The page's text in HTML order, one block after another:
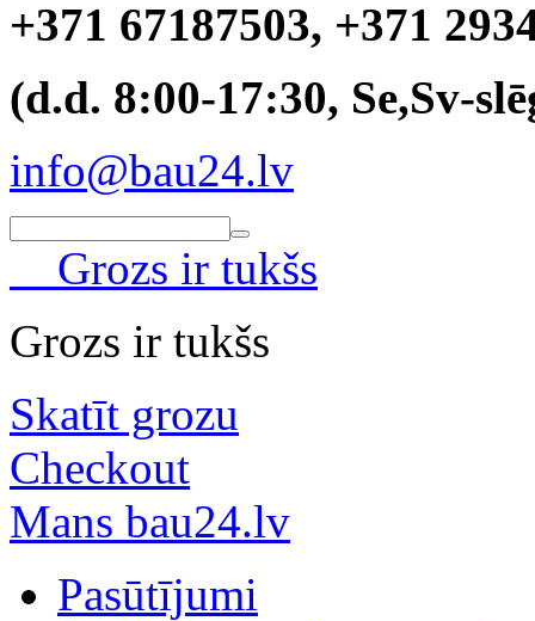
+371 67187503, +371
(d.d. 8:00-17:30, Se,Sv-
info@bau24.lv
Grozs ir tukšs
Grozs ir tukšs
Skatīt grozu
Checkout
Mans bau24.lv
Pasūtījumi